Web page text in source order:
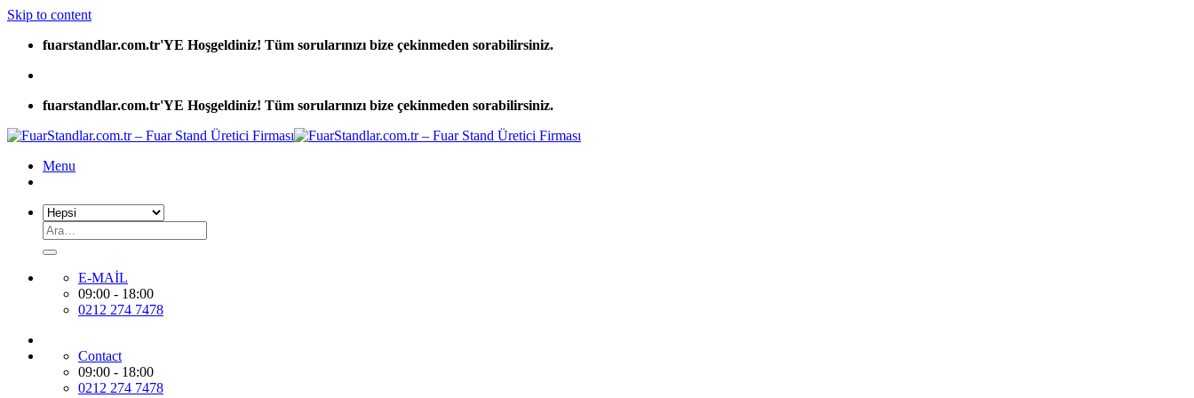
Skip to content
fuarstandlar.com.tr'YE Hoşgeldiniz! Tüm sorularınızı bize çekinmeden sorabilirsiniz.
fuarstandlar.com.tr'YE Hoşgeldiniz! Tüm sorularınızı bize çekinmeden sorabilirsiniz.
Menu
E-MAİL
09:00 - 18:00
0212 274 7478
Contact
09:00 - 18:00
0212 274 7478